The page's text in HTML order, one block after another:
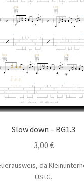
Slow down – BG1.3
3,00 €
da
UStG.